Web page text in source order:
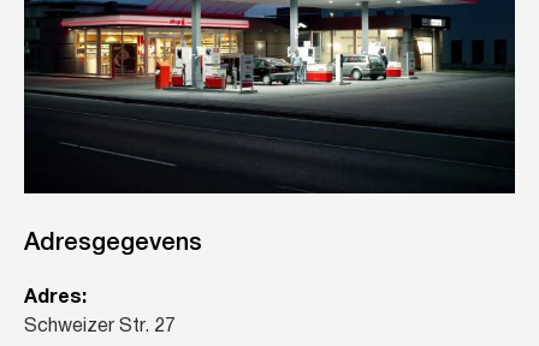
Adresgegevens
Adres:
Schweizer Str. 27